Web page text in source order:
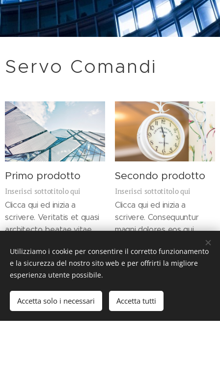
Servo Comandi
Primo prodotto
Inserisci sottotitolo qui
Clicca qui ed inizia a
scrivere. Veritatis et quasi
architecto beatae vitae
enim ipsam voluptatem
quia voluptas sit
aspernatur aut odit.
Secondo prodotto
Inserisci sottotitolo qui
Clicca qui ed inizia a
scrivere. Consequuntur
magni dolores eos qui
ratione voluptatem sequi
nesciunt neque porro
quisquam est qui dolorem
Utilizziamo i cookie per consentire il corretto funzionamento
e la sicurezza del nostro sito web e per offrirti la migliore
esperienza utente possibile.
Accetta solo i necessari Accetta tutti